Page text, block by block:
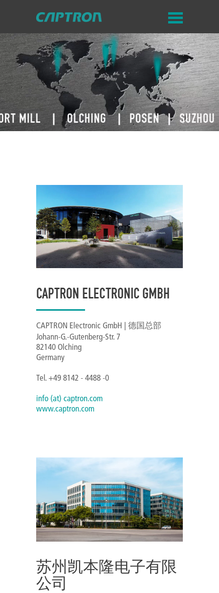
CAPTRON ELECTRONIC GMBH
CAPTRON Electronic GmbH | 德国总部
Johann-G.-Gutenberg-Str. 7
82140 Olching
Germany
Tel. +49 8142 - 4488 -0
info (at) captron.com
www.captron.com
苏州凯本隆电子有限
公司